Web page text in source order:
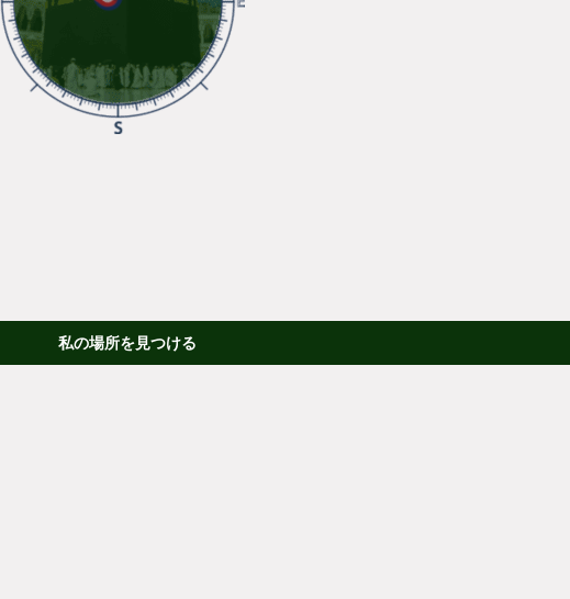
私の場所を見つける